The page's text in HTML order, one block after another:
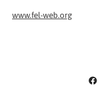
www.fel-web.org